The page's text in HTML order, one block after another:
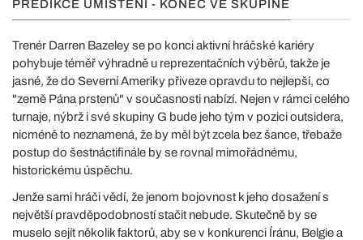
PREDIKCE UMÍSTĚNÍ - KONEC VE SKUPINĚ
Trenér Darren Bazeley se po konci aktivní hráčské kariéry
pohybuje téměř výhradně u reprezentačních výběrů, takže je
jasné, že do Severní Ameriky přiveze opravdu to nejlepší, co
"země Pána prstenů" v současnosti nabízí. Nejen v rámci celého
turnaje, nýbrž i své skupiny G bude jeho tým v pozici outsidera,
nicméně to neznamená, že by měl být zcela bez šance, třebaže
postup do šestnáctifinále by se rovnal mimořádnému,
historickému úspěchu.
Jenže sami hráči vědí, že jenom bojovnost k jeho dosažení s
největší pravděpodobností stačit nebude. Skutečně by se
muselo sejít několik faktorů, aby se v konkurenci Íránu, Belgie a